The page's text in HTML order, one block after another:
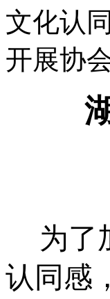
文化认
开展协
为了
认同感